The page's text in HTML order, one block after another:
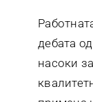
дебата
насоки